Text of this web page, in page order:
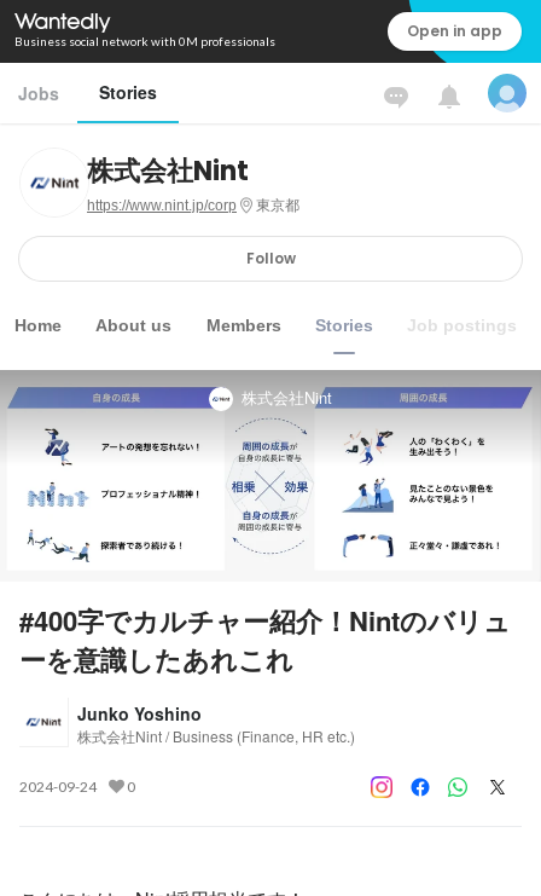
Business social network with 0M professionals Open in app
Jobs Stories
株式会社Nint
https://www.nint.jp/corp 東京都
Follow
Home About us Members Stories Job postings
株式会社Nint
#400字でカルチャー紹介！Nintのバリュ
ーを意識したあれこれ
Junko Yoshino
株式会社Nint / Business (Finance, HR etc.)
2024-09-24 0